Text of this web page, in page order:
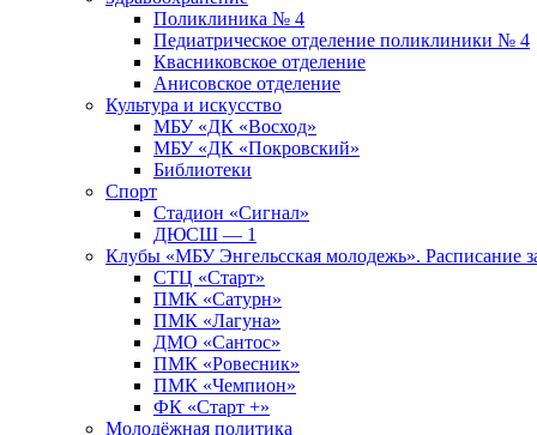
Поликлиника № 4
Педиатрическое отделение поликлиники № 4
Квасниковское отделение
Анисовское отделение
Культура и искусство
МБУ «ДК «Восход»
МБУ «ДК «Покровский»
Библиотеки
Спорт
Стадион «Сигнал»
ДЮСШ — 1
Клубы «МБУ Энгельсская молодежь». Расписание
СТЦ «Старт»
ПМК «Сатурн»
ПМК «Лагуна»
ДМО «Сантос»
ПМК «Ровесник»
ПМК «Чемпион»
ФК «Старт +»
Молодёжная политика